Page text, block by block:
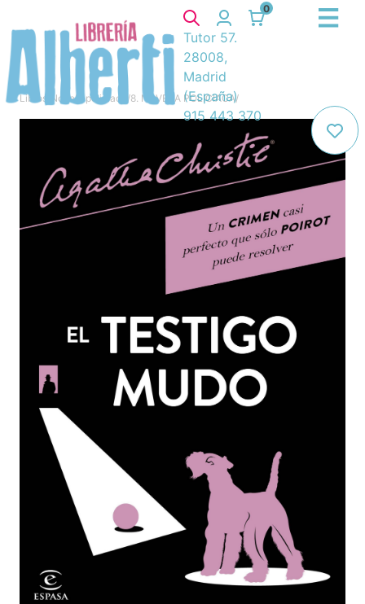
0
Tutor 57.
28008,
Madrid
(España)
915 443 370
Libros Novela policiaca /8. NOVELA POLICIACA/